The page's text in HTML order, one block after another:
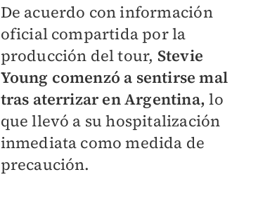
De acuerdo con información
oficial compartida por la
producción del tour, Stevie
Young comenzó a sentirse mal
tras aterrizar en Argentina, lo
que llevó a su hospitalización
inmediata como medida de
precaución.